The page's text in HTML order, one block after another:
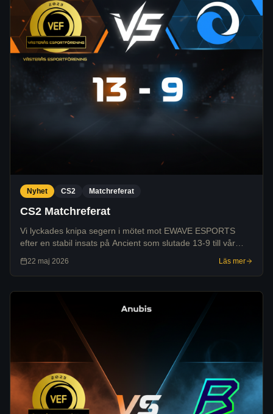
Nyhet CS2 Matchreferat
CS2 Matchreferat
Vi lyckades knipa segern i mötet mot EWAVE ESPORTS
efter en stabil insats på Ancient som slutade 13-9 till vår
22 maj 2026 Läs mer